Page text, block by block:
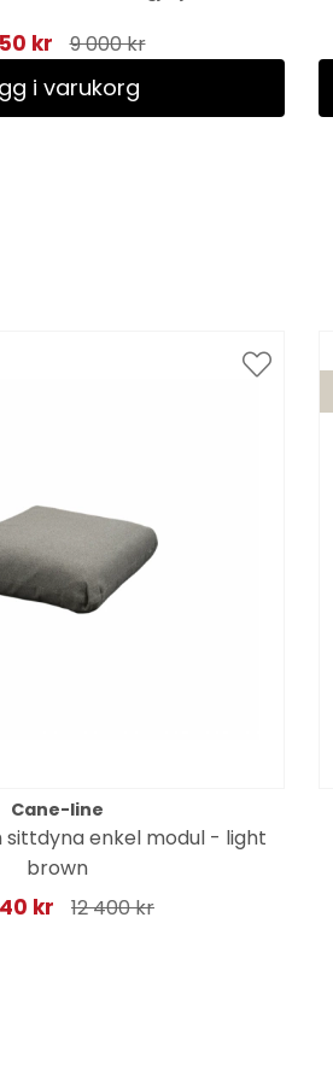
kr 9 000 kr
i varukorg
Cane-line
enkel modul - light
brown
kr 12 400 kr